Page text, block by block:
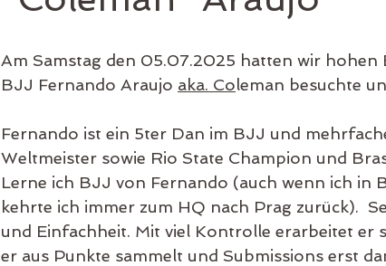
Am Samstag den 05.07.2025 hatten wir hohen
BJJ Fernando Araujo aka. Coleman besuchte
Fernando ist ein 5ter Dan im BJJ und
Weltmeister sowie Rio State Champion und
Lerne ich BJJ von Fernando (auch wenn ich in
kehrte ich immer zum HQ nach Prag zurück).
und Einfachheit. Mit viel Kontrolle erarbeitet er
er aus Punkte sammelt und Submissions erst